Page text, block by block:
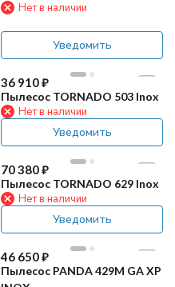
Нет в наличии
Уведомить
36 910₽
Пылесос TORNADO 503 Inox
Нет в наличии
Уведомить
70 380₽
Пылесос TORNADO 629 Inox
Нет в наличии
Уведомить
46 650₽
Пылесос PANDA 429M GA XP